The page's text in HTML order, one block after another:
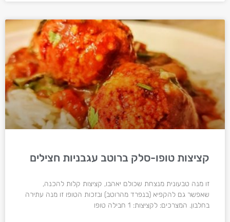
קציצות טופו-סלק ברוטב עגבניות חצילים
זו מנה טבעונית מנצחת שכולם יאהבו, קציצות קלות להכנה,
שאפשר גם להקפיא (בנפרד מהרוטב) ובזכות הטופו זו מנה עתירה
בחלבון. המצרכים: לקציצות: 1 חבילה טופו